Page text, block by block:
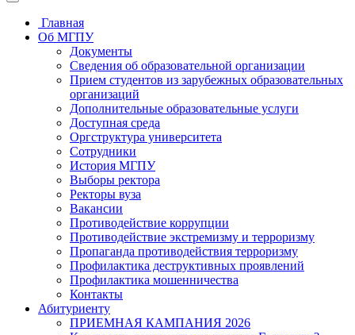
Главная
Об МГПУ
Документы
Сведения об образовательной организации
Прием студентов из зарубежных образовательных
организаций
Дополнительные образовательные услуги
Доступная среда
Оргструктура университета
Сотрудники
История МГПУ
Выборы ректора
Ректоры вуза
Вакансии
Противодействие коррупции
Противодействие экстремизму и терроризму
Пропаганда противодействия терроризму
Профилактика деструктивных проявлений
Профилактика мошенничества
Контакты
Абитуриенту
ПРИЕМНАЯ КАМПАНИЯ 2026